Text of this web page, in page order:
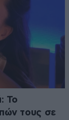
Το
τους σε